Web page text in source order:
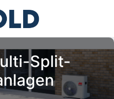
Split-